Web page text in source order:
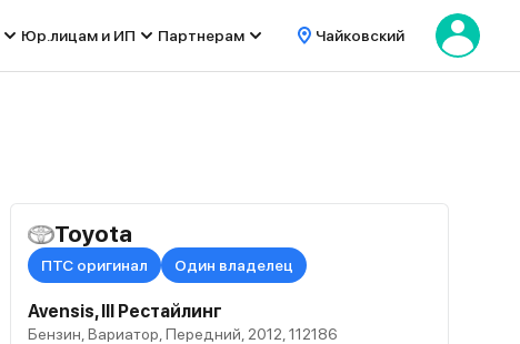
Юр.лицам и ИП Партнерам Чайковский
Toyota
ПТС оригинал Один владелец
Avensis, III Рестайлинг
Бензин, Вариатор, Передний, 2012, 112186